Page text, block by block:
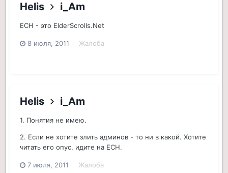
Helis i_Am
ЕСН - это ElderScrolls.Net
8 июля, 2011 Жалоба
Helis i_Am
1. Понятия не имею.
2. Если не хотите злить админов - то ни в какой. Хотите
читать его опус, идите на ЕСН.
7 июля, 2011 Жалоба